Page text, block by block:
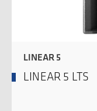
LINEAR 5
LINEAR 5 LTS